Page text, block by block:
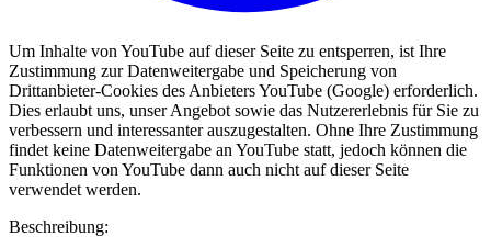
Um Inhalte von YouTube auf dieser Seite zu entsperren, ist Ihre
Zustimmung zur Datenweitergabe und Speicherung von
Drittanbieter-Cookies des Anbieters YouTube (Google) erforderlich.
Dies erlaubt uns, unser Angebot sowie das Nutzererlebnis für Sie zu
verbessern und interessanter auszugestalten. Ohne Ihre Zustimmung
findet keine Datenweitergabe an YouTube statt, jedoch können die
Funktionen von YouTube dann auch nicht auf dieser Seite
verwendet werden.
Beschreibung: